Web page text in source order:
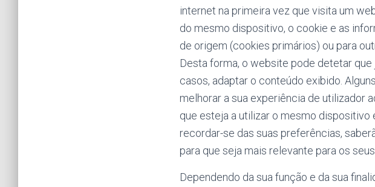
internet na primeira vez que visita um
do mesmo dispositivo, o cookie e as
de origem (cookies primários) ou para
Desta forma, o website pode detetar
casos, adaptar o conteúdo exibido.
melhorar a sua experiência de utilizador
que esteja a utilizar o mesmo dispositivo
recordar-se das suas preferências,
para que seja mais relevante para os
Dependendo da sua função e da sua